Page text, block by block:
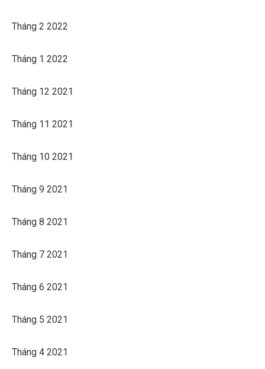
Tháng 2 2022
Tháng 1 2022
Tháng 12 2021
Tháng 11 2021
Tháng 10 2021
Tháng 9 2021
Tháng 8 2021
Tháng 7 2021
Tháng 6 2021
Tháng 5 2021
Tháng 4 2021